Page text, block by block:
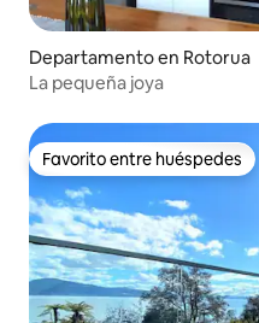
Departamento en Rotorua
La pequeña joya
Favorito entre huéspedes
Favorito entre huéspedes